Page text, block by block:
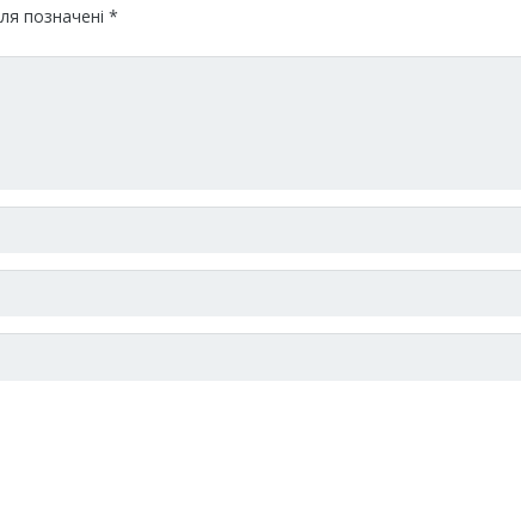
позначені *